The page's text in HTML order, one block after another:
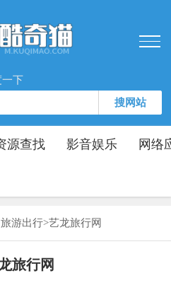
一下
搜网站
源查找 影音娱乐 网络
旅游出行>艺龙旅行网
旅行网